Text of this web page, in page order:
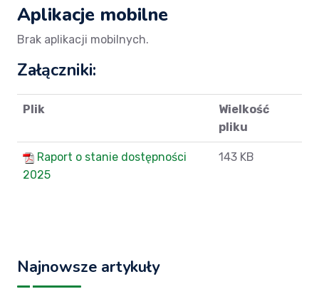
Aplikacje mobilne
Brak aplikacji mobilnych.
Załączniki:
Plik
Wielkość
pliku
Raport o stanie dostępności
2025
143 KB
Najnowsze artykuły